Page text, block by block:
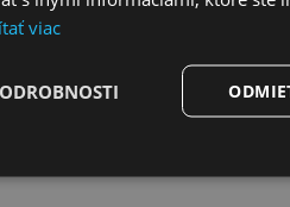
predstavenstve a je tak
živote. Nikto z nás si
VVS
viac